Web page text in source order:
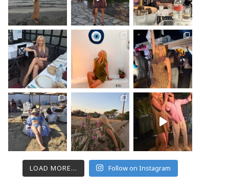
LOAD MORE... Follow on Instagram